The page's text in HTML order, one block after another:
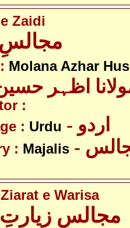
Zaidi
Molana Azhar
اظہر
:
: Urdu - اردو
: Majalis
e Warisa
مجالس زیارتِ